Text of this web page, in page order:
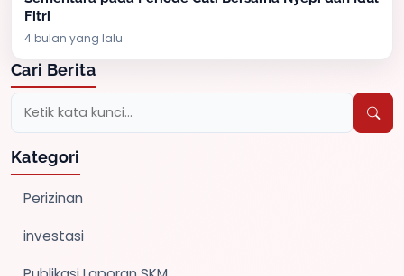
Fitri
4 bulan yang lalu
Cari Berita
Kategori
Perizinan
investasi